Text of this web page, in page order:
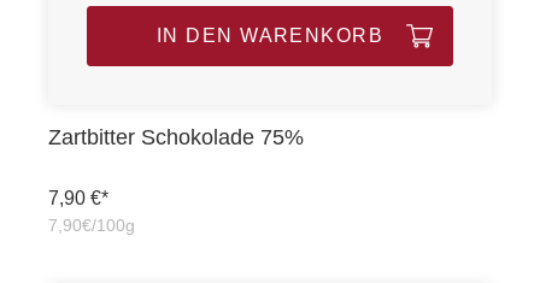
IN DEN WARENKORB
Zartbitter Schokolade 75%
7,90 €*
7,90€/100g